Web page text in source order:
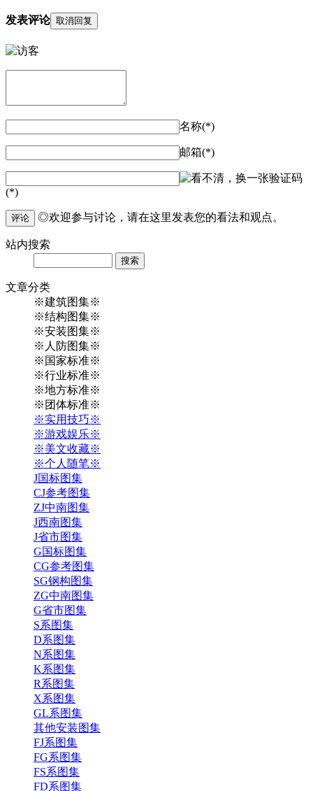
发表评论 取消回复
名称(*)
邮箱(*)
验证码
(*)
评论 ◎欢迎参与讨论，请在这里发表您的看法和观点。
站内搜索
文章分类
※建筑图集※
※结构图集※
※安装图集※
※人防图集※
※国家标准※
※行业标准※
※地方标准※
※团体标准※
※实用技巧※
※游戏娱乐※
※美文收藏※
※个人随笔※
J国标图集
CJ参考图集
ZJ中南图集
J西南图集
J省市图集
G国标图集
CG参考图集
SG钢构图集
ZG中南图集
G省市图集
S系图集
D系图集
N系图集
K系图集
R系图集
X系图集
GL系图集
其他安装图集
FJ系图集
FG系图集
FS系图集
FD系图集